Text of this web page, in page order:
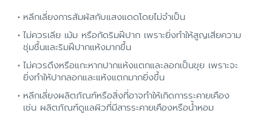
หลีกเลี่ยงการสัมผัสกับแสงแดดโดยไม่จำเป็น
ไม่ควรเลีย เม้ม หรือกัดริมฝีปาก เพราะยิ่งทำให้สูญเสียความ
ชุ่มชื้นและริมฝีปากแห้งมากขึ้น
ไม่ควรดึงหรือแกะหากปากแห้งแตกและลอกเป็นขุย เพราะจะ
ยิ่งทำให้ปากลอกและแห้งแตกมากยิ่งขึ้น
หลีกเลี่ยงผลิตภัณฑ์หรือสิ่งที่อาจทำให้เกิดการระคายเคือง
เช่น ผลิตภัณฑ์ดูแลผิวที่มีสารระคายเคืองหรือน้ำหอม